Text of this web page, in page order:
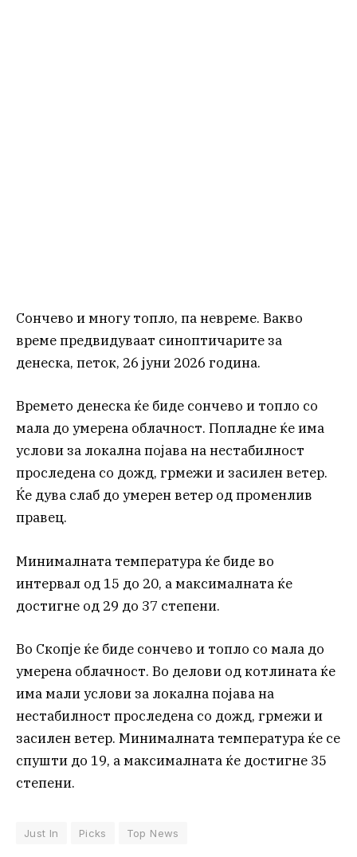
Сончево и многу топло, па невреме. Вакво
време предвидуваат синоптичарите за
денеска, петок, 26 јуни 2026 година.
Времето денеска ќе биде сончево и топло со
мала до умерена облачност. Попладне ќе има
услови за локална појава на нестабилност
проследена со дожд, грмежи и засилен ветер.
Ќе дува слаб до умерен ветер од променлив
правец.
Минималната температура ќе биде во
интервал од 15 до 20, а максималната ќе
достигне од 29 до 37 степени.
Во Скопје ќе биде сончево и топло со мала до
умерена облачност. Во делови од котлината ќе
има мали услови за локална појава на
нестабилност проследена со дожд, грмежи и
засилен ветер. Минималната температура ќе се
спушти до 19, а максималната ќе достигне 35
степени.
Just In Picks Top News